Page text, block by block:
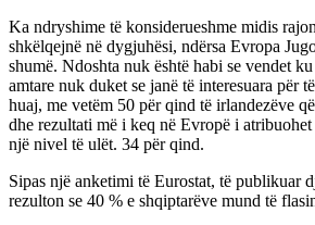
Ka ndryshime të konsiderueshme midis
shkëlqejnë në dygjuhësi, ndërsa Evropa
shumë. Ndoshta nuk është habi se vendet
amtare nuk duket se janë të interesuara për
huaj, me vetëm 50 për qind të irlandezëve
dhe rezultati më i keq në Evropë i
një nivel të ulët. 34 për qind.
Sipas një anketimi të Eurostat, të publikuar
rezulton se 40 % e shqiptarëve mund të